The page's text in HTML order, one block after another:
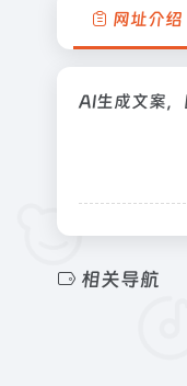
网址介绍
AI生成文案
相关导航